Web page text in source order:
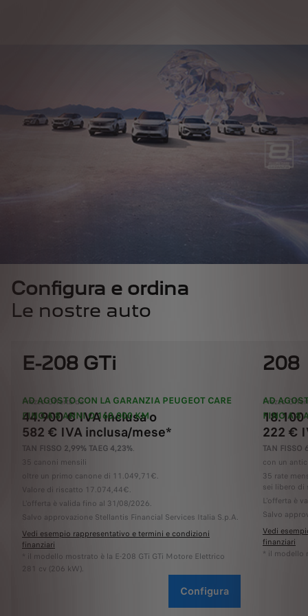
Configura e ordina
Configura e ordina
Le nostre auto
E-208 GTi
AD AGOSTO CON LA GARANZIA PEUGEOT CARE
FINO A 8 ANNI O 160.000 KM
Prezzo Offerta da
44.900 € IVA inclusa o
582 € IVA inclusa/mese*
TAN FISSO 2,99% TAEG 4,23%.
35 canoni mensili
oltre un primo canone di 11.049,71€.
Valore di riscatto 17.074,44€.
L'offerta è valida fino al 31/08/2026.
Salvo approvazione Stellantis Financial Services Italia S.p.A.
Vedi esempio rappresentativo e termini e condizioni
finanziari
* il modello mostrato è la E-208 GTi GTi Motore Elettrico
281 cv (206 kW).
Configura
208
AD
FINO A 8
Prezzo
222 €
TAN FISSO
con un
35 rate
sei libero di
L'offerta è
Salvo
Vedi
finanziari
* il modello